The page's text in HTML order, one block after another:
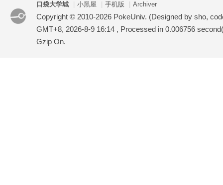
口袋大学城 小黑屋 手机版 Archiver
Copyright © 2010-2026 PokeUniv. (Designed by sho,
GMT+8, 2026-8-9 16:14 , Processed in 0.006756
Gzip On.